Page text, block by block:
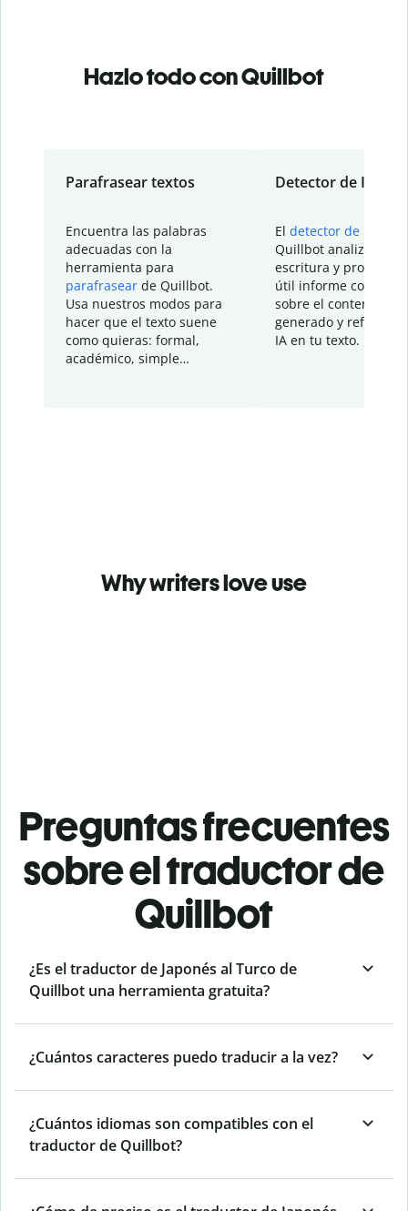
Hazlo todo con Quillbot
Parafrasear textos
Encuentra las palabras
adecuadas con la
herramienta para
parafrasear de Quillbot.
Usa nuestros modos para
hacer que el texto suene
como quieras: formal,
académico, simple…
Detector de IA
El detector de IA
Quillbot analiza tu
escritura y
útil informe con
sobre el contenido
generado y refinado
IA en tu texto.
Why writers love use
Preguntas frecuentes
sobre el traductor de
Quillbot
¿Es el traductor de Japonés al Turco de
Quillbot una herramienta gratuita?
¿Cuántos caracteres puedo traducir a la vez?
¿Cuántos idiomas son compatibles con el
traductor de Quillbot?